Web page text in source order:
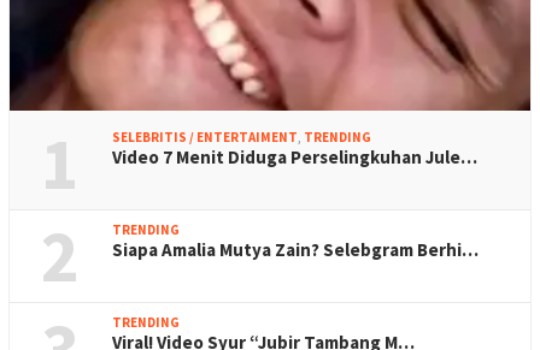
1 SELEBRITIS / ENTERTAIMENT, TRENDING
Video 7 Menit Diduga Perselingkuhan Jule…
2 TRENDING
Siapa Amalia Mutya Zain? Selebgram Berhi…
TRENDING
Viral! Video Syur “Jubir Tambang M…